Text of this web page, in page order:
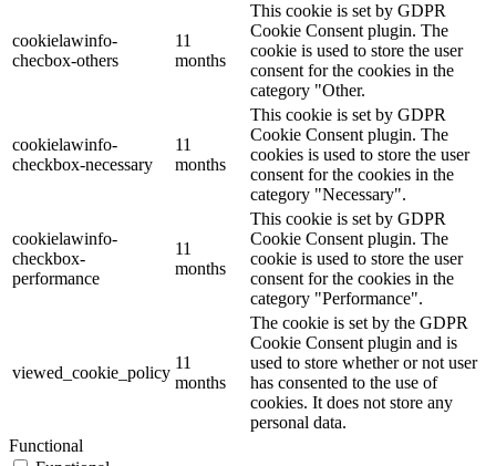
cookielawinfo-
checbox-others
11
months
This cookie is set by GDPR
Cookie Consent plugin. The
cookie is used to store the user
consent for the cookies in the
category "Other.
cookielawinfo-
checkbox-necessary
11
months
This cookie is set by GDPR
Cookie Consent plugin. The
cookies is used to store the user
consent for the cookies in the
category "Necessary".
cookielawinfo-
checkbox-
performance
11
months
This cookie is set by GDPR
Cookie Consent plugin. The
cookie is used to store the user
consent for the cookies in the
category "Performance".
viewed_cookie_policy
11
months
The cookie is set by the GDPR
Cookie Consent plugin and is
used to store whether or not user
has consented to the use of
cookies. It does not store any
personal data.
Functional